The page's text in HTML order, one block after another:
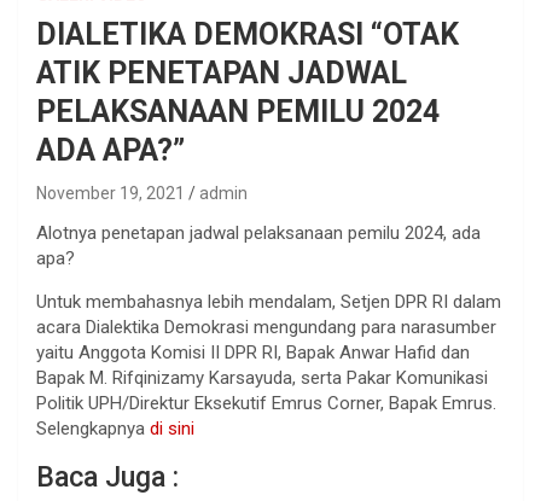
DIALETIKA DEMOKRASI “OTAK
ATIK PENETAPAN JADWAL
PELAKSANAAN PEMILU 2024
ADA APA?”
November 19, 2021 admin
Alotnya penetapan jadwal pelaksanaan pemilu 2024, ada
apa?
Untuk membahasnya lebih mendalam, Setjen DPR RI dalam
acara Dialektika Demokrasi mengundang para narasumber
yaitu Anggota Komisi II DPR RI, Bapak Anwar Hafid dan
Bapak M. Rifqinizamy Karsayuda, serta Pakar Komunikasi
Politik UPH/Direktur Eksekutif Emrus Corner, Bapak Emrus.
Selengkapnya di sini
Baca Juga :